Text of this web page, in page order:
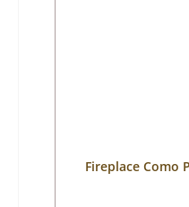
Fireplace Como